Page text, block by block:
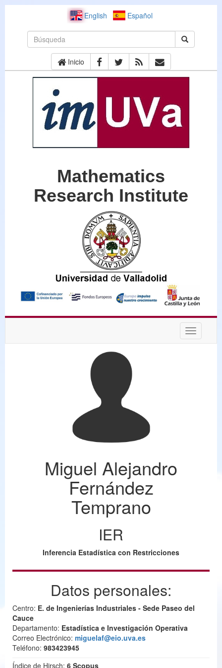
English Español
Inicio
Mathematics
Research Institute
Desplegar
Miguel Alejandro
Fernández
Temprano
IER
Inferencia Estadística con Restricciones
Datos personales:
Centro: E. de Ingenierías Industriales - Sede Paseo del
Cauce
Departamento: Estadística e Investigación Operativa
Correo Electrónico: miguelaf@eio.uva.es
Teléfono: 983423945
Índice de Hirsch: 6 Scopus